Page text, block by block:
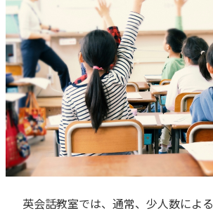
英会話教室では、通常、少人数による